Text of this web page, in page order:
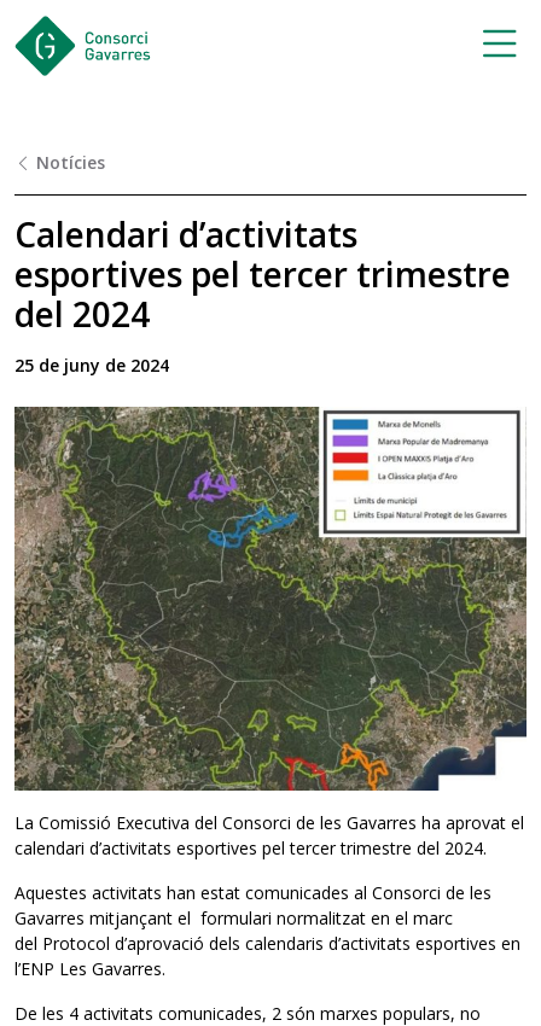
Notícies
Calendari d’activitats
esportives pel tercer trimestre
del 2024
25 de juny de 2024
La Comissió Executiva del Consorci de les Gavarres ha aprovat el
calendari d’activitats esportives pel tercer trimestre del 2024.
Aquestes activitats han estat comunicades al Consorci de les
Gavarres mitjançant el formulari normalitzat en el marc
del Protocol d’aprovació dels calendaris d’activitats esportives en
l’ENP Les Gavarres.
De les 4 activitats comunicades, 2 són marxes populars, no